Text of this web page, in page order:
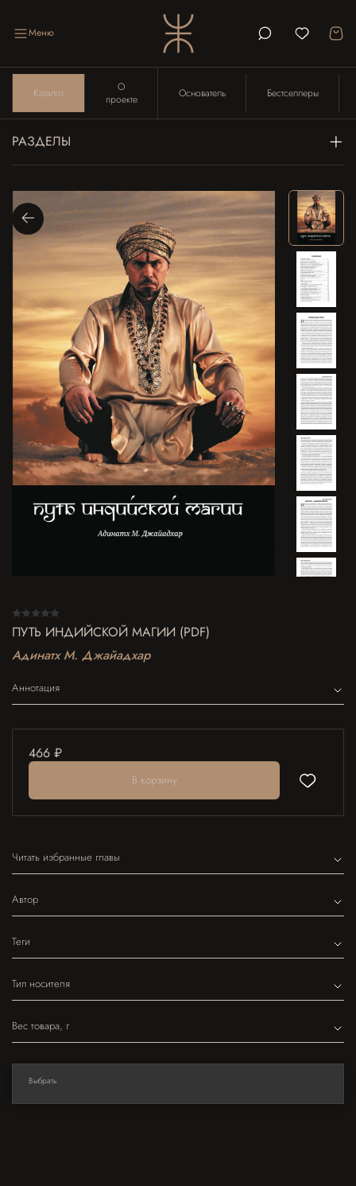
Меню
Каталог
О
проекте
Основатель Бестселлеры
РАЗДЕЛЫ
ПУТЬ ИНДИЙСКОЙ МАГИИ (PDF)
Адинатх М. Джайадхар
Аннотация
466 ₽
В корзину
Читать избранные главы
Автор
Теги
Тип носителя
Вес товара, г
Выбрать